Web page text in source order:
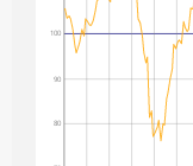
100
90
80